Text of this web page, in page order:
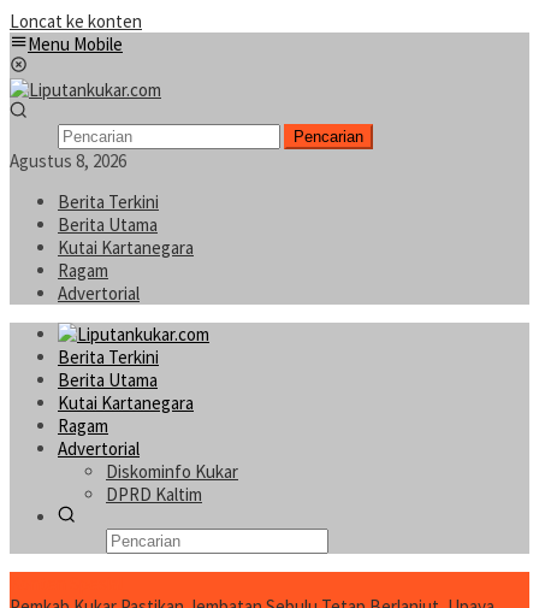
Loncat ke konten
Menu Mobile
Pencarian
Agustus 8, 2026
Berita Terkini
Berita Utama
Kutai Kartanegara
Ragam
Advertorial
Berita Terkini
Berita Utama
Kutai Kartanegara
Ragam
Advertorial
Diskominfo Kukar
DPRD Kaltim